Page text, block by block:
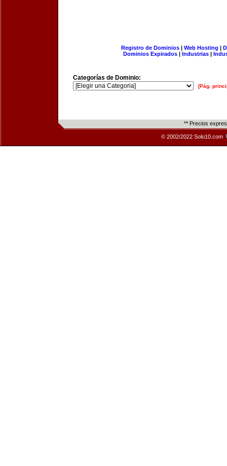
Registro de Dominios| Web Hosting |
Dominios Expirados | Industrias |
Categorías de Dominio:
[Pág.
** Precios
© 2002/2022 Solo10.com